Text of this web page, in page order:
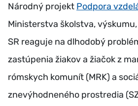
Národný projekt Podpora
Ministerstva školstva,
SR reaguje na dlhodobý
zastúpenia žiakov a žiačok z
rómskych komunít (MRK) a
znevýhodneného prostredia